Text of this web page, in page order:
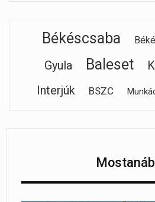
Békéscsaba
Gyula
Baleset
Interjúk BSZC